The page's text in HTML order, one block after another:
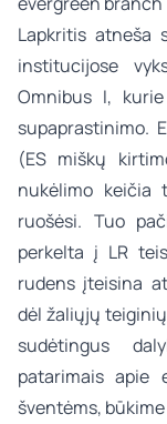
Lapkritis atneša
institucijose
Omnibus I,
supaprastinimo.
(ES miškų
nukėlimo keičia
ruošėsi. Tuo
perkelta į LR
rudens įteisina
dėl žaliųjų
sudėtingus
patarimais apie
šventėms,